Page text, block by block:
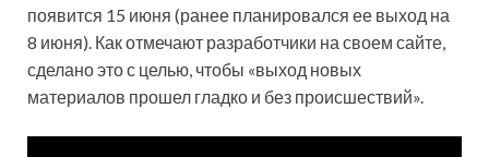
появится 15 июня (ранее планировался ее выход на
8 июня). Как отмечают разработчики на своем сайте,
сделано это с целью, чтобы «выход новых
материалов прошел гладко и без происшествий».